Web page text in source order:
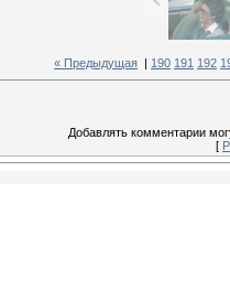
« Предыдущая 190 191 192
Добавлять комментарии
[